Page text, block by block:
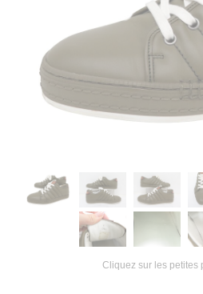
Cliquez sur les petites